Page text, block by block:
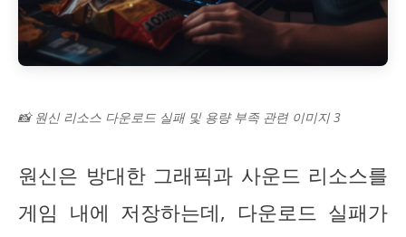
📸 원신 리소스 다운로드 실패 및 용량 부족 관련 이미지 3
원신은 방대한 그래픽과 사운드 리소스를
게임 내에 저장하는데, 다운로드 실패가